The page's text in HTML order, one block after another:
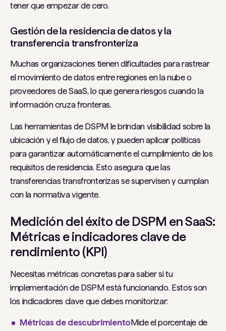
tener que empezar de cero.
Gestión de la residencia de datos y la
transferencia transfronteriza
Muchas organizaciones tienen dificultades para rastrear
el movimiento de datos entre regiones en la nube o
proveedores de SaaS, lo que genera riesgos cuando la
información cruza fronteras.
Las herramientas de DSPM le brindan visibilidad sobre la
ubicación y el flujo de datos, y pueden aplicar políticas
para garantizar automáticamente el cumplimiento de los
requisitos de residencia. Esto asegura que las
transferencias transfronterizas se supervisen y cumplan
con la normativa vigente.
Medición del éxito de DSPM en SaaS:
Métricas e indicadores clave de
rendimiento (KPI)
Necesitas métricas concretas para saber si tu
implementación de DSPM está funcionando. Estos son
los indicadores clave que debes monitorizar:
Métricas de descubrimientoMide el porcentaje de